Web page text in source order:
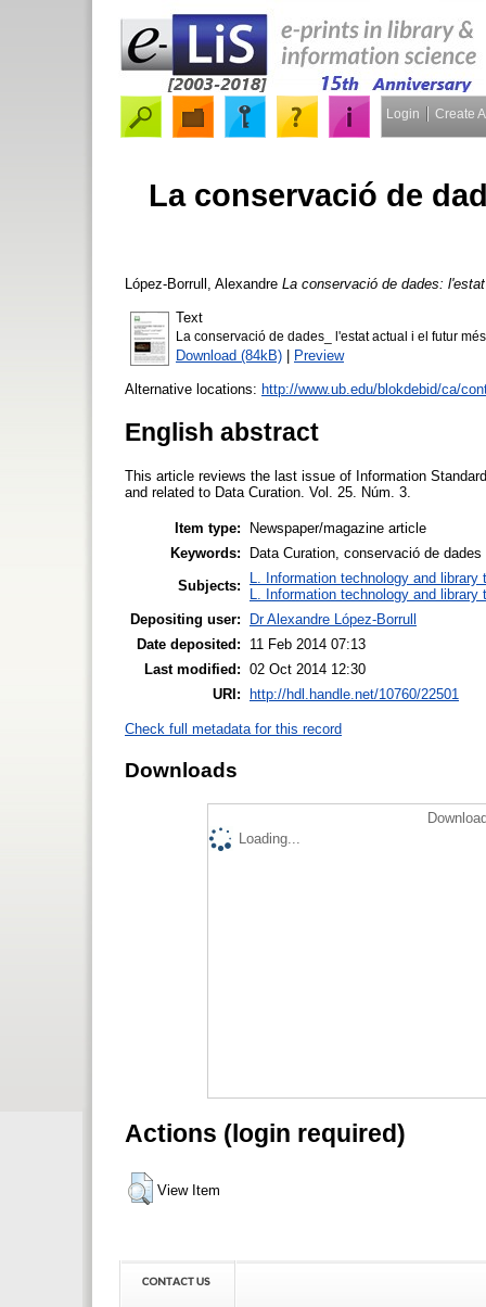
Login Create
La conservació de
López-Borrull, Alexandre La conservació de dades:
Text
La conservació de dades_ l'estat actual i el futur
Download (84kB) | Preview
Alternative locations: http://www.ub.edu/blokdebid/ca/
English abstract
This article reviews the last issue of Information
and related to Data Curation. Vol. 25. Núm. 3.
Item type:
Newspaper/magazine article
Keywords:
Data Curation, conservació de dades
Subjects:
L. Information technology and library
L. Information technology and library
Depositing user:
Dr Alexandre López-Borrull
Date deposited:
11 Feb 2014 07:13
Last modified: 02 Oct 2014 12:30
URI: http://hdl.handle.net/10760/22501
Check full metadata for this record
Downloads
Loading...
Actions (login required)
View Item